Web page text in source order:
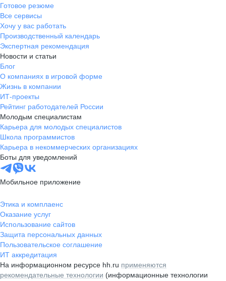
Готовое резюме
Все сервисы
Хочу у вас работать
Производственный календарь
Экспертная рекомендация
Новости и статьи
Блог
О компаниях в игровой форме
Жизнь в компании
ИТ-проекты
Рейтинг работодателей России
Молодым специалистам
Карьера для молодых специалистов
Школа программистов
Карьера в некоммерческих организациях
Боты для уведомлений
Мобильное приложение
Этика и комплаенс
Оказание услуг
Использование сайтов
Защита персональных данных
Пользовательское соглашение
ИТ аккредитация
На информационном ресурсе hh.ru применяются
рекомендательные технологии (информационные технологии